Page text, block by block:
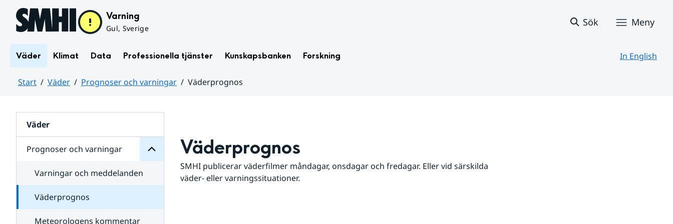
Hoppa till sidans innehåll Varning
Gul, Sverige
Sök Meny
Väder Klimat Data Professionella tjänster Kunskapsbanken Forskning In English
Start Väder Prognoser och varningar
Väderprognos
Väder
Prognoser och varningar
för
varningar
Varningar och meddelanden
Väderprognos
Meteorologens kommentar
Väderprognos
SMHI publicerar väderfilmer måndagar, onsdagar och fredagar. Eller vid särskilda
väder- eller varningssituationer.